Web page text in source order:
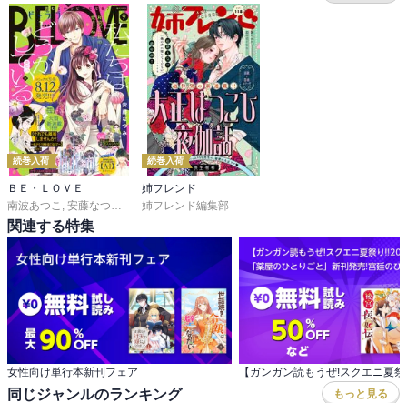
続巻入荷
ＢＥ・ＬＯＶＥ
南波あつこ , 安藤なつみ 末次由紀,上田美和,佐久間結衣
続巻入荷
姉フレンド
姉フレンド編集部
関連する特集
女性向け単行本新刊フェア
同じジャンルのランキング もっと見る